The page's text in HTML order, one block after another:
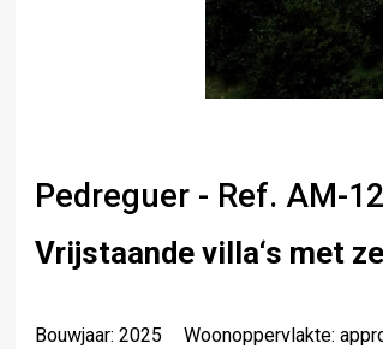
Pedreguer - Ref. AM-
Vrijstaande villa‘s met
Bouwjaar: 2025 Woonoppervlakte: